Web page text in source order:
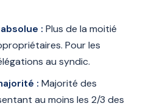
: Plus de la moitié
Pour les
au syndic.
: Majorité des
au moins les 2/3 des